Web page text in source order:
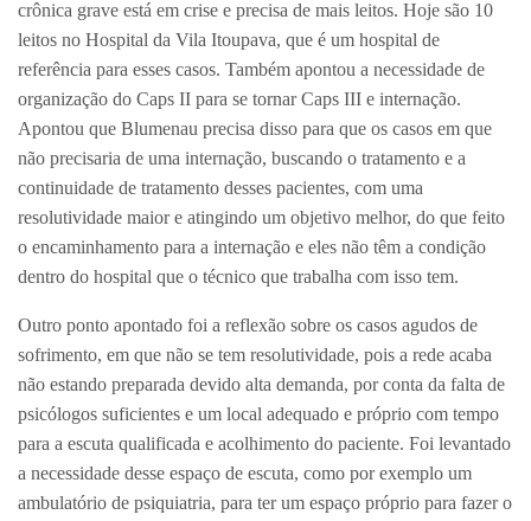
crônica grave está em crise e precisa de mais leitos. Hoje são 10
leitos no Hospital da Vila Itoupava, que é um hospital de
referência para esses casos. Também apontou a necessidade de
organização do Caps II para se tornar Caps III e internação.
Apontou que Blumenau precisa disso para que os casos em que
não precisaria de uma internação, buscando o tratamento e a
continuidade de tratamento desses pacientes, com uma
resolutividade maior e atingindo um objetivo melhor, do que feito
o encaminhamento para a internação e eles não têm a condição
dentro do hospital que o técnico que trabalha com isso tem.
Outro ponto apontado foi a reflexão sobre os casos agudos de
sofrimento, em que não se tem resolutividade, pois a rede acaba
não estando preparada devido alta demanda, por conta da falta de
psicólogos suficientes e um local adequado e próprio com tempo
para a escuta qualificada e acolhimento do paciente. Foi levantado
a necessidade desse espaço de escuta, como por exemplo um
ambulatório de psiquiatria, para ter um espaço próprio para fazer o